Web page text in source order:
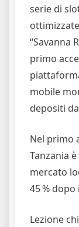
serie di
“Savanna
primo
mobile
depositi
Nel primo
Tanzania
mercato
45 %
Lezione